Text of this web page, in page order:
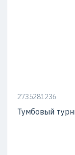
2735281236
Тумбовый